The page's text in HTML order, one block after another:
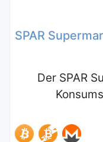
SPAR
Der SPAR